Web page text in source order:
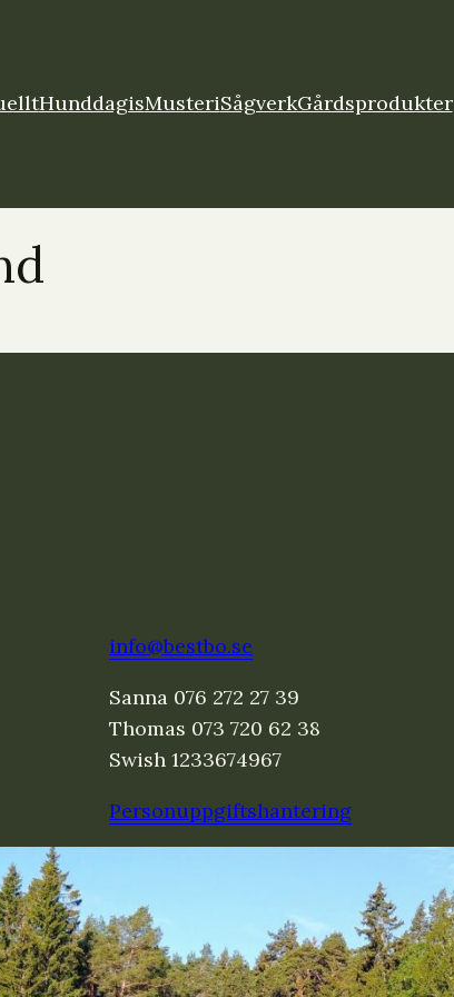
HunddagisMusteriSågverkGårdsprodukter
info@bestbo.se
Sanna 076 272 27 39
Thomas 073 720 62 38
Swish 1233674967
Personuppgiftshantering